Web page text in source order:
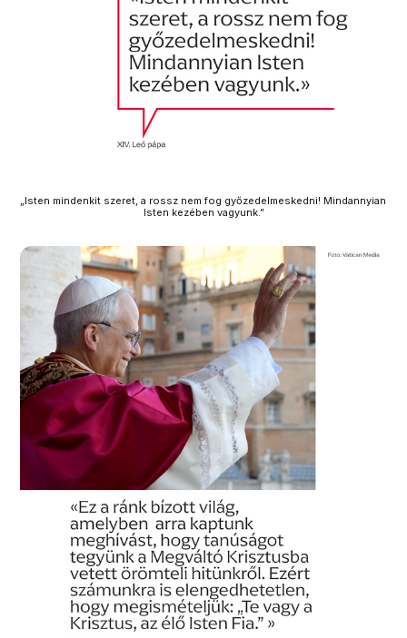
„Isten mindenkit szeret, a rossz nem fog győzedelmeskedni! Mindannyian
Isten kezében vagyunk.”